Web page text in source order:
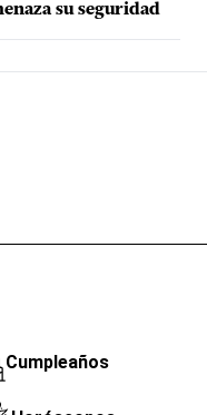
su seguridad
Cumpleaños